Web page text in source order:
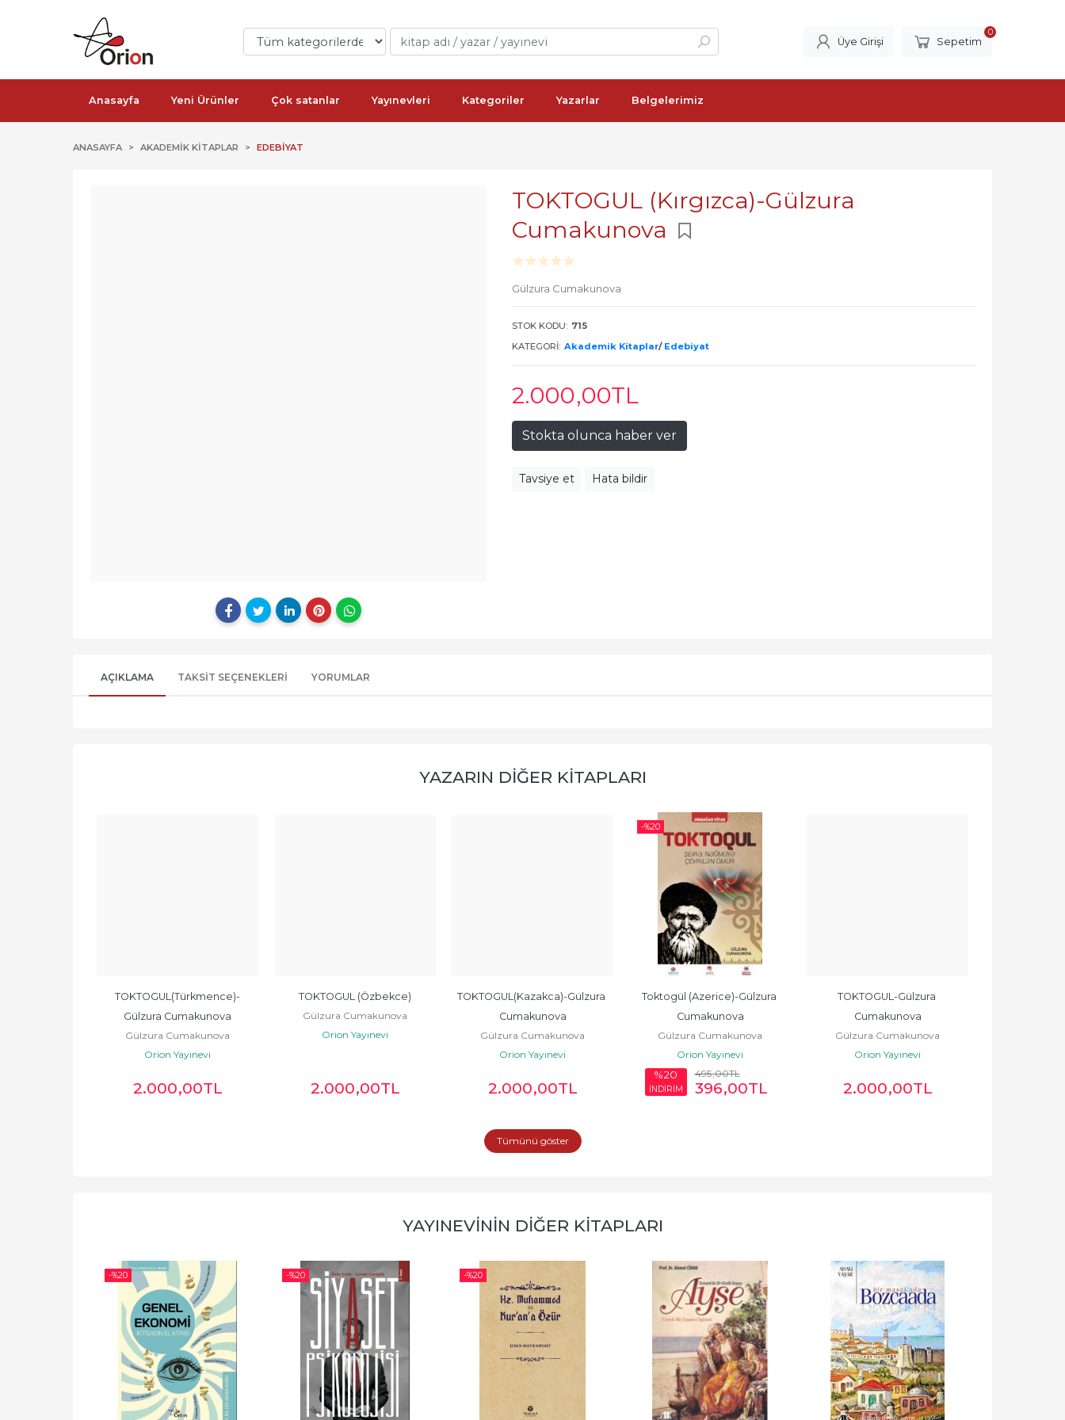
Üye Girişi Sepetim
0
Anasayfa Yeni Ürünler Çok satanlar Yayınevleri Kategoriler Yazarlar Belgelerimiz
ANASAYFA AKADEMIK KITAPLAR EDEBIYAT
TOKTOGUL (Kırgızca)-Gülzura
Cumakunova
Gülzura Cumakunova
STOK KODU: 715
KATEGORI: Akademik Kitaplar/ Edebiyat
2.000,00TL
Stokta olunca haber ver
Tavsiye et Hata bildir
AÇIKLAMA TAKSIT SEÇENEKLERI YORUMLAR
YAZARIN DIĞER KITAPLARI
TOKTOGUL(Türkmence)-
Gülzura Cumakunova
Gülzura Cumakunova
Orion Yayınevi
2.000,00TL
TOKTOGUL (Özbekce)
Gülzura Cumakunova
Orion Yayınevi
2.000,00TL
TOKTOGUL(Kazakca)-Gülzura
Cumakunova
Gülzura Cumakunova
Orion Yayınevi
2.000,00TL
-%20
Toktogül (Azerice)-Gülzura
Cumakunova
Gülzura Cumakunova
Orion Yayınevi
%20
İNDİRİM
495,00TL
396,00TL
TOKTOGUL-Gülzura
Cumakunova
Gülzura Cumakunova
Orion Yayınevi
2.000,00TL
Tümünü göster
YAYINEVININ DIĞER KITAPLARI
-%20 -%20 -%20